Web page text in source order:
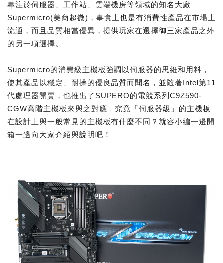
專注於伺服器、工作站、雲端機房等領域的知名大廠
Supermicro(美商超微)，事實上也是有消費性產品在市場上
流通，而且品質相當優異，提供玩家在選擇御三家產品之外
的另一項選擇。
Supermicro的消費級主機板強調以伺服器的思維和用料，
使其產品以穩定、耐操的優良品質而聞名，並隨著Intel第11
代處理器開賣，也推出了SUPERO的電競系列C9Z590-
CGW高階主機板來與之對應，究竟「伺服器級」的主機板
在設計上與一般常見的主機板有什麼不同？就容小編一邊開
箱一邊向大家介紹與說明吧！